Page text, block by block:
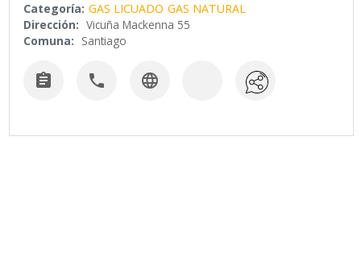
Categoría: GAS LICUADO GAS NATURAL
Dirección: Vicuña Mackenna 55
Comuna: Santiago
  